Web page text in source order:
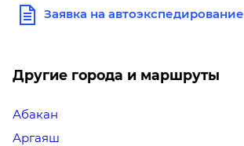
Заявка на автоэкспедирование
Другие города и маршруты
Абакан
Аргаяш